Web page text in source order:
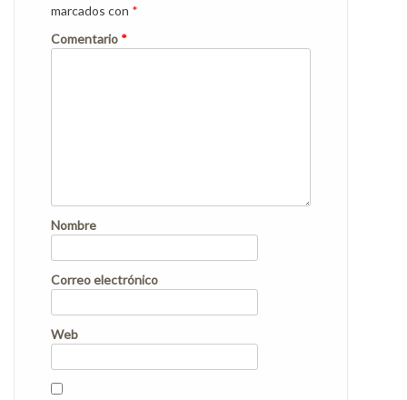
marcados con *
Comentario *
Nombre
Correo electrónico
Web